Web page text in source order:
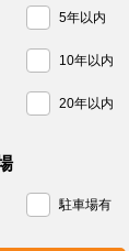
5年以内
10年以内
20年以内
駐車場有